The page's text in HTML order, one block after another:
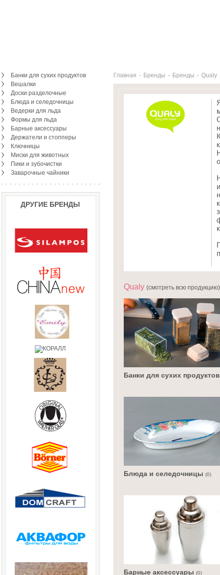
Банки для сухих продуктов
Вешалки
Доски разделочные
Блюда и селедочницы
Ведерки для льда
Формы для льда
Барные аксессуары
Держатели и стопперы
Ключницы
Миски для животных
Пики и зубочистки
Заварочные чайники
ДРУГИЕ БРЕНДЫ
Главная - Бренды - Бренды - Qualy
Qualy (смотреть всю продукцию)
Банки для сухих
Блюда и селедочницы (0)
Барные аксессуары (0)